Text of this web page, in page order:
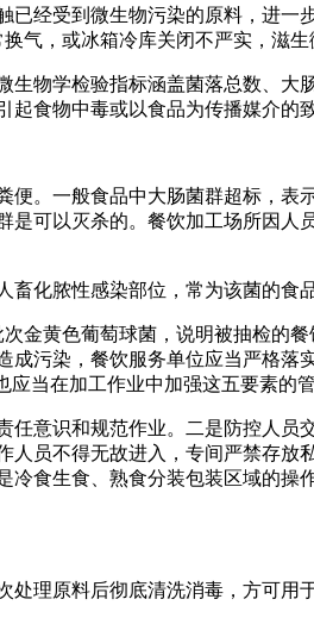
经受到微生物污染的原料，进一
气，或冰箱冷库关闭不严实，滋生
物学检验指标涵盖菌落总数、大
食物中毒或以食品为传播媒介的
。一般食品中大肠菌群超标，表
可以灭杀的。餐饮加工场所因人
化脓性感染部位，常为该菌的食品
黄色葡萄球菌，说明被抽检的餐
污染，餐饮服务单位应当严格落
当在加工作业中加强这五要素的
意识和规范作业。二是防控人员
员不得无故进入，专间严禁存放
食生食、熟食分装包装区域的操
理原料后彻底清洗消毒，方可用